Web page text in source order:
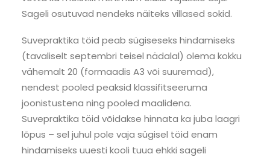
Sageli osutuvad nendeks näiteks villased sokid.
Suvepraktika töid peab sügiseseks hindamiseks
(tavaliselt septembri teisel nädalal) olema kokku
vähemalt 20 (formaadis A3 või suuremad),
nendest pooled peaksid klassifitseeruma
joonistustena ning pooled maalidena.
Suvepraktika töid võidakse hinnata ka juba laagri
lõpus – sel juhul pole vaja sügisel töid enam
hindamiseks uuesti kooli tuua ehkki sageli